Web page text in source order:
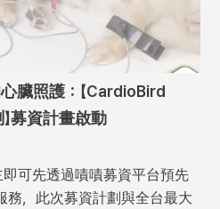
臟照護：【CardioBird
募資計畫啟動
可先透過嘖嘖募資平台預先
務，此次募資計劃與全台最大